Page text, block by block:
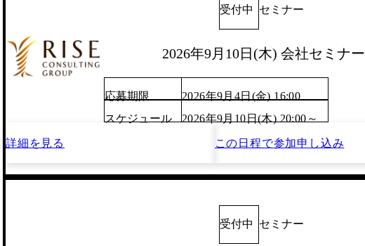
受付中 セミナー
2026年9月10日(木) 会社セミナー
応募期限
2026年9月4日(金) 16:00
スケジュール
2026年9月10日(木) 20:00～
詳細を見る この日程で参加申し込み
受付中 セミナー